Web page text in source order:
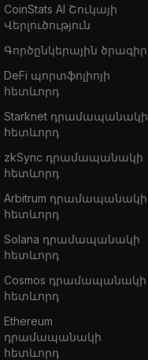
CoinStats AI Շուկայի
Վերլուծություն
Գործընկերային ծրագիր
DeFi պորտֆոլիոյի
հետևորդ
Starknet դրամապանակի
հետևորդ
zkSync դրամապանակի
հետևորդ
Arbitrum դրամապանակի
հետևորդ
Solana դրամապանակի
հետևորդ
Cosmos դրամապանակի
հետևորդ
Ethereum
դրամապանակի
հետևորդ